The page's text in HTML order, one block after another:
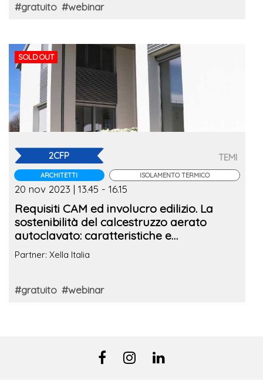
#gratuito #webinar
SOLD OUT
2CFP
ARCHITETTI
TEMI
ISOLAMENTO TERMICO
20 nov 2023 | 13.45 - 16.15
Requisiti CAM ed involucro edilizio. La
sostenibilità del calcestruzzo aerato
autoclavato: caratteristiche e
performance
Partner: Xella Italia
#gratuito #webinar